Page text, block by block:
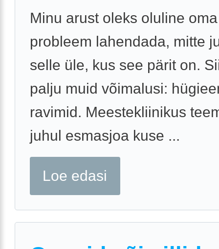
Minu arust oleks oluline oma
probleem lahendada, mitte
selle üle, kus see pärit on.
palju muid võimalusi:
ravimid. Meestekliinikus
juhul esmasjoa kuse ...
Loe edasi